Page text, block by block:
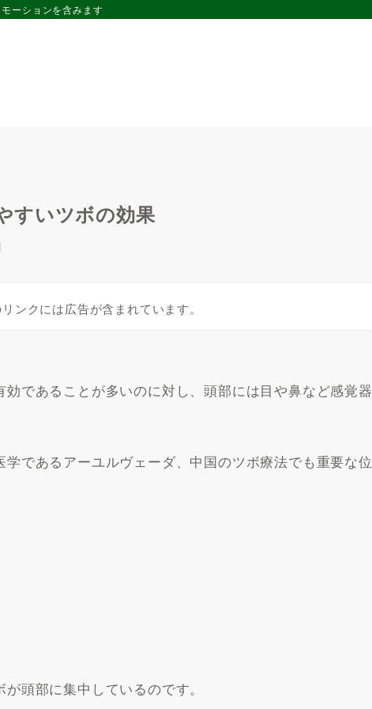
ーションを含みます
すいツボの効果
ンクには広告が含まれています。
であることが多いのに対し、頭部には目や鼻など感覚器
であるアーユルヴェーダ、中国のツボ療法でも重要な位
頭部に集中しているのです。